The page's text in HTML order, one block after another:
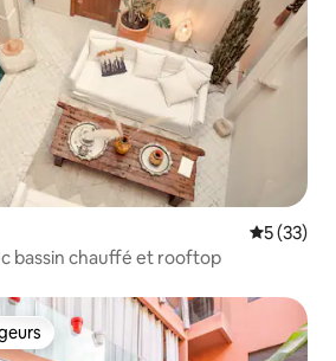
5 (33)
bassin chauffé et rooftop